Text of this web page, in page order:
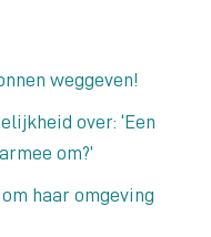
weggeven!
over: ‘Een
om?’
haar omgeving